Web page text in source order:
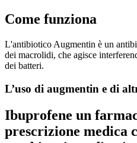
Come funziona
L'antibiotico Augmentin è un
dei macrolidi, che agisce
dei batteri.
L’uso di augmentin e di
Ibuprofene un
prescrizione medica